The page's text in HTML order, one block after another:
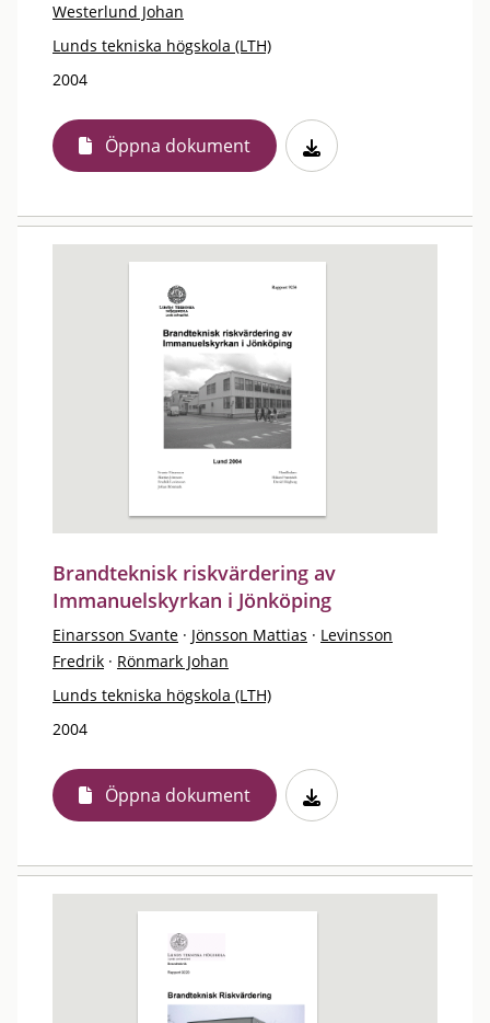
Westerlund Johan
Lunds tekniska högskola (LTH)
2004
Öppna dokument
Brandteknisk riskvärdering av
Immanuelskyrkan i Jönköping
Einarsson Svante · Jönsson Mattias · Levinsson
Fredrik · Rönmark Johan
Lunds tekniska högskola (LTH)
2004
Öppna dokument